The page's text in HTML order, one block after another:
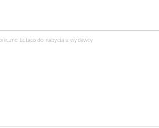
Ectaco do nabycia uwydawcy